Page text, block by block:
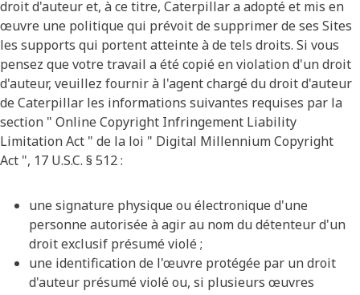
droit d'auteur et, à ce titre, Caterpillar a adopté et mis en
œuvre une politique qui prévoit de supprimer de ses Sites
les supports qui portent atteinte à de tels droits. Si vous
pensez que votre travail a été copié en violation d'un droit
d'auteur, veuillez fournir à l'agent chargé du droit d'auteur
de Caterpillar les informations suivantes requises par la
section " Online Copyright Infringement Liability
Limitation Act " de la loi " Digital Millennium Copyright
Act ", 17 U.S.C. § 512 :
une signature physique ou électronique d'une
personne autorisée à agir au nom du détenteur d'un
droit exclusif présumé violé ;
une identification de l'œuvre protégée par un droit
d'auteur présumé violé ou, si plusieurs œuvres